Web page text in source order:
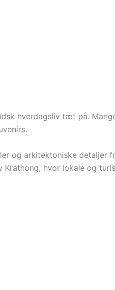
hverdagsliv tæt på.
og arkitektoniske detaljer
Krathong, hvor lokale og